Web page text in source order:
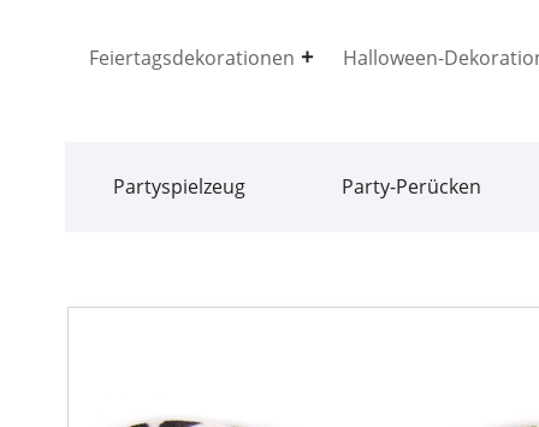
Feiertagsdekorationen Halloween-
Partyspielzeug Party-Perücken